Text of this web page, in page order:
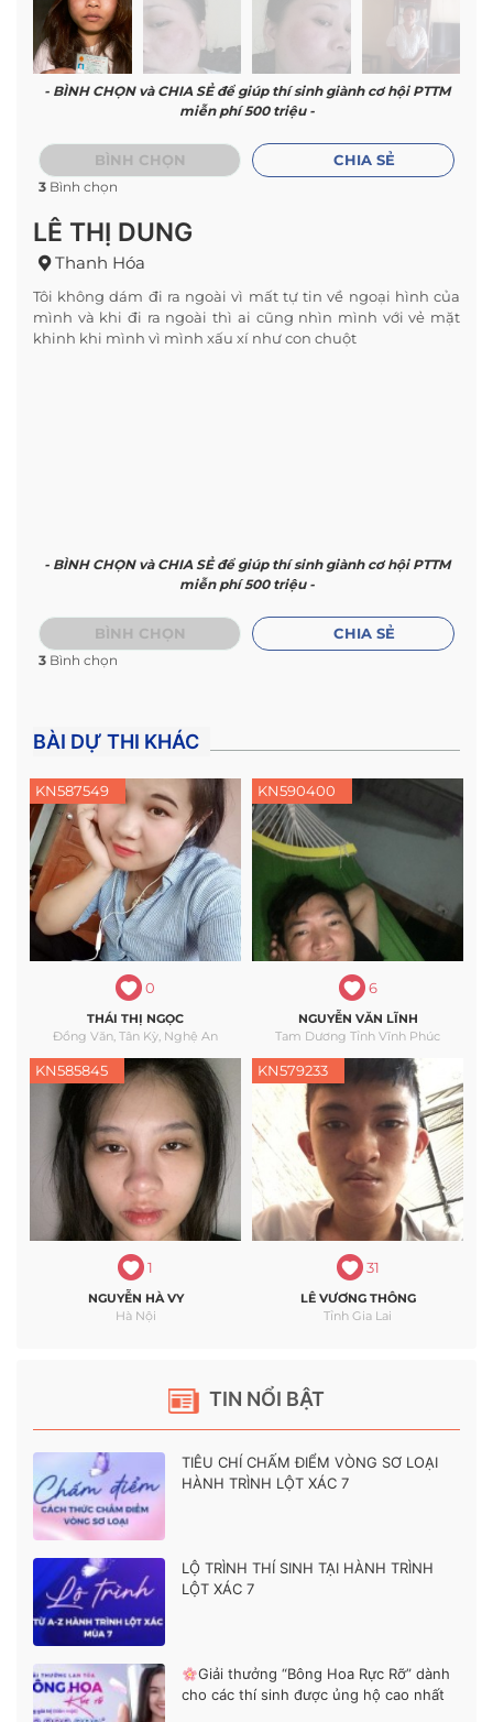
TIN NỔI BẬT
TIÊU CHÍ CHẤM ĐIỂM VÒNG SƠ LOẠI
HÀNH TRÌNH LỘT XÁC 7
LỘ TRÌNH THÍ SINH TẠI HÀNH TRÌNH
LỘT XÁC 7
Giải thưởng “Bông Hoa Rực Rỡ” dành
cho các thí sinh được ủng hộ cao nhất
- BÌNH CHỌN và CHIA SẺ để giúp thí sinh giành cơ hội PTTM
miễn phí 500 triệu -
BÌNH CHỌN
3 Bình chọn
CHIA SẺ
LÊ THỊ DUNG
Thanh Hóa
Tôi không dám đi ra ngoài vì mất tự tin về ngoại hình của
mình và khi đi ra ngoài thì ai cũng nhìn mình với vẻ mặt
khinh khi mình vì mình xấu xí như con chuột
- BÌNH CHỌN và CHIA SẺ để giúp thí sinh giành cơ hội PTTM
miễn phí 500 triệu -
BÌNH CHỌN
3 Bình chọn
CHIA SẺ
BÀI DỰ THI KHÁC
KN587549
0
THÁI THỊ NGỌC
Đồng Văn, Tân Kỳ, Nghệ An
KN590400
6
NGUYỄN VĂN LĨNH
Tam Dương Tỉnh Vĩnh Phúc
KN585845
1
NGUYỄN HÀ VY
Hà Nội
KN579233
31
LÊ VƯƠNG THÔNG
Tỉnh Gia Lai